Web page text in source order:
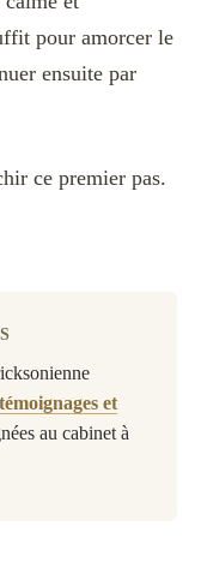
pour amorcer le
ensuite par
ce premier pas.
témoignages et
au cabinet à